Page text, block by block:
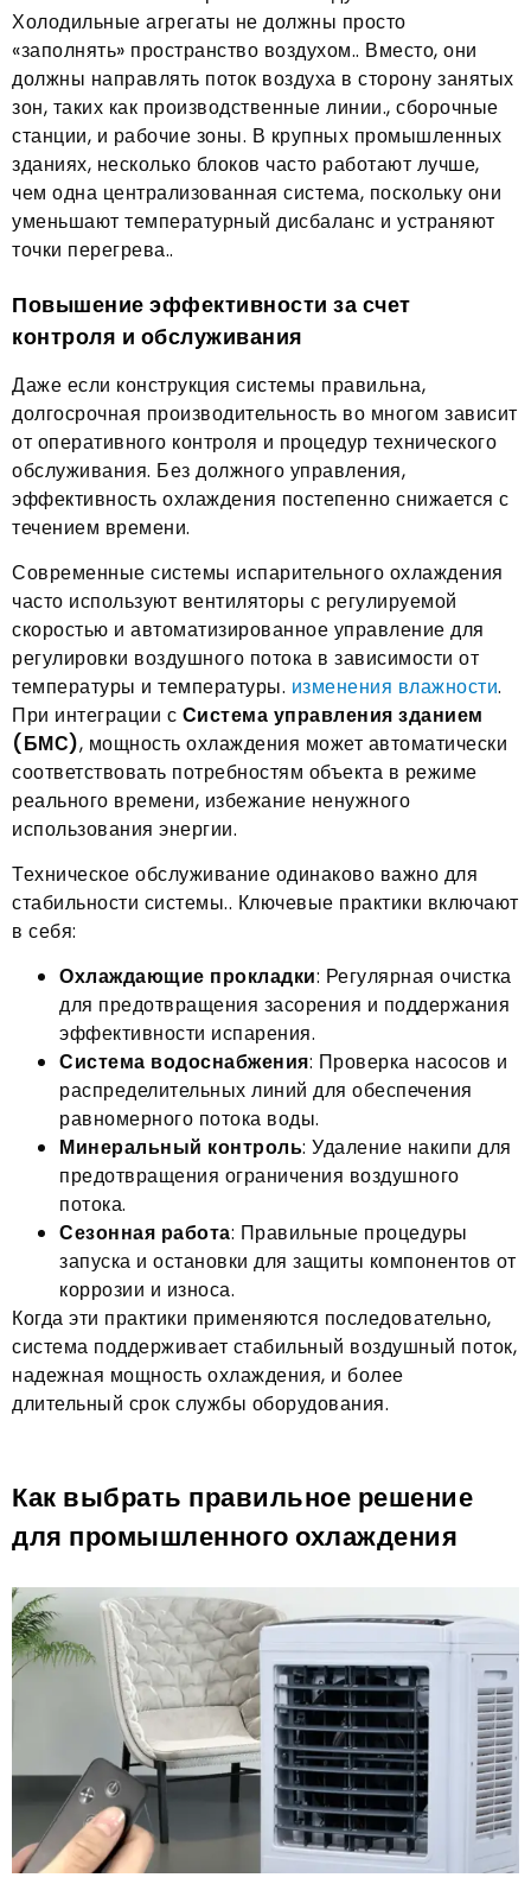
Холодильные агрегаты не должны просто
«заполнять» пространство воздухом.. Вместо, они
должны направлять поток воздуха в сторону занятых
зон, таких как производственные линии., сборочные
станции, и рабочие зоны. В крупных промышленных
зданиях, несколько блоков часто работают лучше,
чем одна централизованная система, поскольку они
уменьшают температурный дисбаланс и устраняют
точки перегрева..
Повышение эффективности за счет
контроля и обслуживания
Даже если конструкция системы правильна,
долгосрочная производительность во многом зависит
от оперативного контроля и процедур технического
обслуживания. Без должного управления,
эффективность охлаждения постепенно снижается с
течением времени.
Современные системы испарительного охлаждения
часто используют вентиляторы с регулируемой
скоростью и автоматизированное управление для
регулировки воздушного потока в зависимости от
температуры и температуры. изменения влажности.
При интеграции с Система управления зданием
(БМС), мощность охлаждения может автоматически
соответствовать потребностям объекта в режиме
реального времени, избежание ненужного
использования энергии.
Техническое обслуживание одинаково важно для
стабильности системы.. Ключевые практики включают
в себя:
Охлаждающие прокладки: Регулярная очистка
для предотвращения засорения и поддержания
эффективности испарения.
Система водоснабжения: Проверка насосов и
распределительных линий для обеспечения
равномерного потока воды.
Минеральный контроль: Удаление накипи для
предотвращения ограничения воздушного
потока.
Сезонная работа: Правильные процедуры
запуска и остановки для защиты компонентов от
коррозии и износа.
Когда эти практики применяются последовательно,
система поддерживает стабильный воздушный поток,
надежная мощность охлаждения, и более
длительный срок службы оборудования.
Как выбрать правильное решение
для промышленного охлаждения